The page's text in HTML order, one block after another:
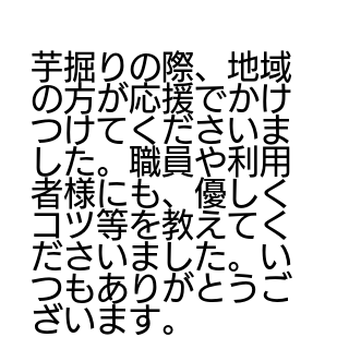
芋掘りの際、地域
の方が応援でかけ
つけてくださいま
した。職員や利用
者様にも、優しく
コツ等を教えてく
ださいました。い
つもありがとうご
ざいます。